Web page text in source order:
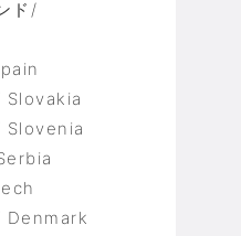
ド/
Slovakia
Slovenia
Denmark